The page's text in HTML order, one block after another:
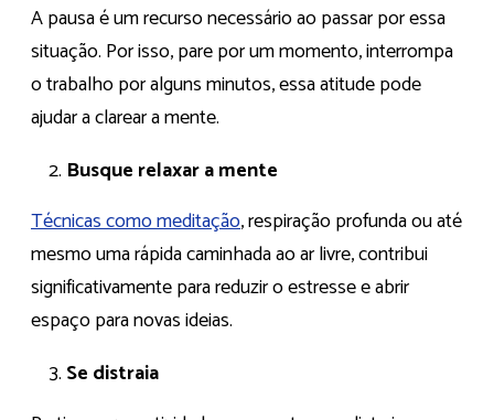
A pausa é um recurso necessário ao passar por essa
situação. Por isso, pare por um momento, interrompa
o trabalho por alguns minutos, essa atitude pode
ajudar a clarear a mente.
Busque relaxar a mente
Técnicas como meditação, respiração profunda ou até
mesmo uma rápida caminhada ao ar livre, contribui
significativamente para reduzir o estresse e abrir
espaço para novas ideias.
Se distraia